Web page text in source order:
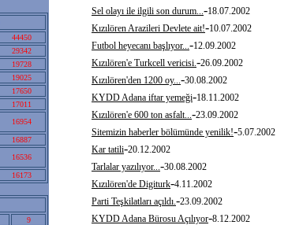
44450
29342
19728
19025
17650
17011
16954
16887
16536
16173
9
Sel olayı ile ilgili son durum...-18.07.2002
Kızılören Arazileri Devlete ait!-10.07.2002
Futbol heyecanı başlıyor...-12.09.2002
Kızılören'e Turkcell vericisi.-26.09.2002
Kızılören'den 1200 oy...-30.08.2002
KYDD Adana iftar yemeği-18.11.2002
Kızılören'e 600 ton asfalt...-23.09.2002
Sitemizin haberler bölümünde yenilik!-5.07.2002
Kar tatili-20.12.2002
Tarlalar yazılıyor...-30.08.2002
Kızılören'de Digiturk-4.11.2002
Parti Teşkilatları açıldı.-23.09.2002
KYDD Adana Bürosu Açılıyor-8.12.2002